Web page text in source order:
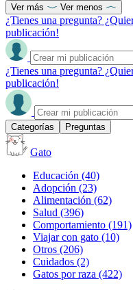
Ver más Ver menos
¿Tienes una pregunta?
publicación!
¿Tienes una pregunta?
publicación!
Categorías Preguntas
Gato
Educación (40)
Adopción (23)
Alimentación (62)
Salud (396)
Comportamiento (191)
Viajar con gato (10)
Otros (206)
Cuidados (2)
Gatos por raza (422)